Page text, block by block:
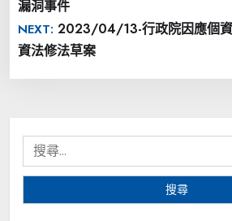
導
覽
漏洞事件
NEXT: 2023/04/13-行政院因應個
資法修法草案
搜
尋